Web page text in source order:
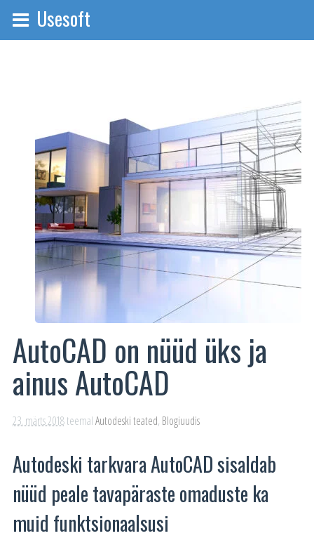
Usesoft
AutoCAD on nüüd üks ja
ainus AutoCAD
23. märts 2018teemalAutodeski teated, Blogiuudis
Autodeski tarkvara AutoCAD sisaldab
nüüd peale tavapäraste omaduste ka
muid funktsionaalsusi